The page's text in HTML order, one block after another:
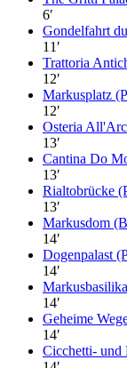
6′
Gondelfahrt
11′
Trattoria
12′
Markusplatz
12′
Osteria
13′
Cantina Do
13′
Rialtobrücke
13′
Markusdom
14′
Dogenpalast
14′
14′
Geheime
14′
Cicchetti- und